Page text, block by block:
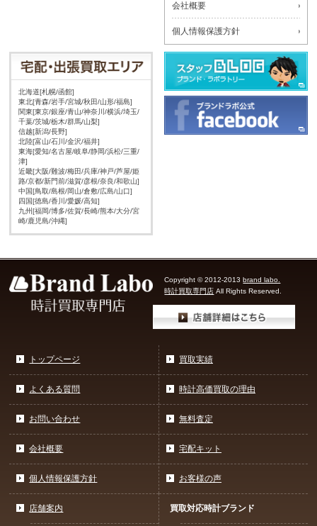
会社概要
個人情報保護方針
北海道[札幌/函館]
東北[青森/岩手/宮城/秋田/山形/福島]
関東[東京/銀座/青山/神奈川/横浜/埼玉/
千葉/茨城/栃木/群馬/山梨]
信越[新潟/長野]
北陸[富山/石川/金沢/福井]
東海[愛知/名古屋/岐阜/静岡/浜松/三重/
津]
近畿[大阪/難波/梅田/兵庫/神戸/芦屋/姫
路/京都/新門前/滋賀/彦根/奈良/和歌山]
中国[鳥取/島根/岡山/倉敷/広島/山口]
四国[徳島/香川/愛媛/高知]
九州[福岡/博多/佐賀/長崎/熊本/大分/宮
崎/鹿児島/沖縄]
Copyright © 2012-2013 brand labo.
時計買取専門店 All Rights Reserved.
トップページ
よくある質問
お問い合わせ
会社概要
個人情報保護方針
買取実績
時計高価買取の理由
無料査定
宅配キット
お客様の声
店舗案内 買取対応時計ブランド